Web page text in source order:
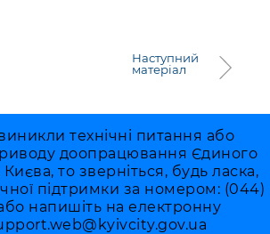
Наступний
матеріал
технічні питання або
доопрацювання Єдиного
то зверніться, будь ласка,
підтримки за номером: (044)
напишіть на електронну